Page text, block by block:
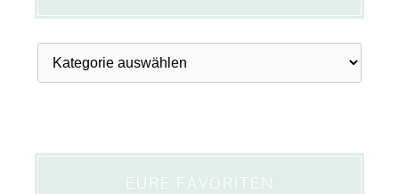
Themen
EURE FAVORITEN